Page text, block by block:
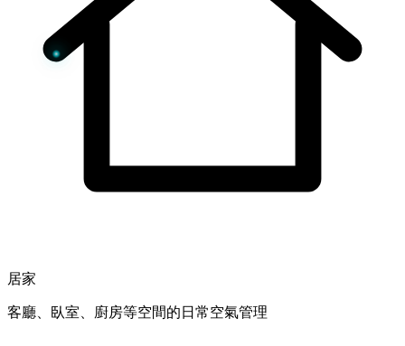
居家
客廳、臥室、廚房等空間的日常空氣管理